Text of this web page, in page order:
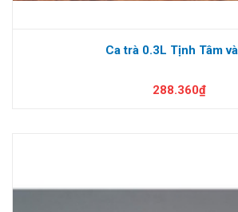
Ca trà 0.3L Tịnh Tâm
288.360₫